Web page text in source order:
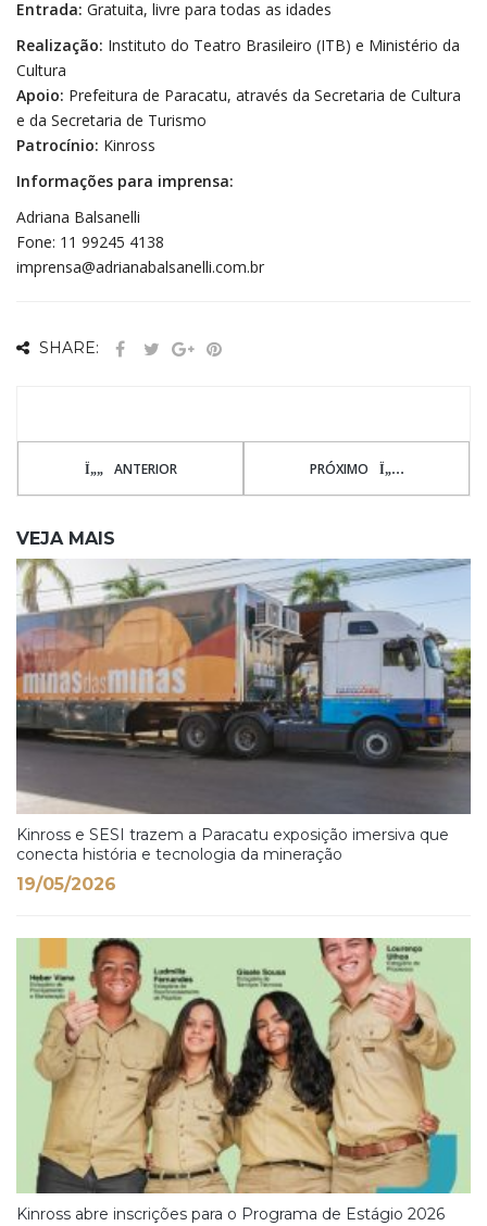
Entrada: Gratuita, livre para todas as idades
Realização: Instituto do Teatro Brasileiro (ITB) e Ministério da
Cultura
Apoio: Prefeitura de Paracatu, através da Secretaria de Cultura
e da Secretaria de Turismo
Patrocínio: Kinross
Informações para imprensa:
Adriana Balsanelli
Fone: 11 99245 4138
imprensa@adrianabalsanelli.com.br
SHARE:
ANTERIOR PRÓXIMO
VEJA MAIS
Kinross e SESI trazem a Paracatu exposição imersiva que
conecta história e tecnologia da mineração
19/05/2026
Kinross abre inscrições para o Programa de Estágio 2026